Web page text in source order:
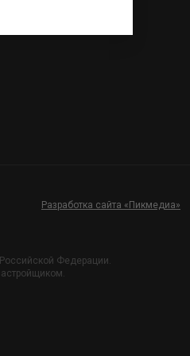
Разработка сайта «Пикмедиа»
Федерации.